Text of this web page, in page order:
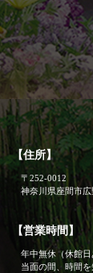
【住所】
〒252-0012
神奈川県座間市
【営業時間】
年中無休（休館日
当面の間、時間